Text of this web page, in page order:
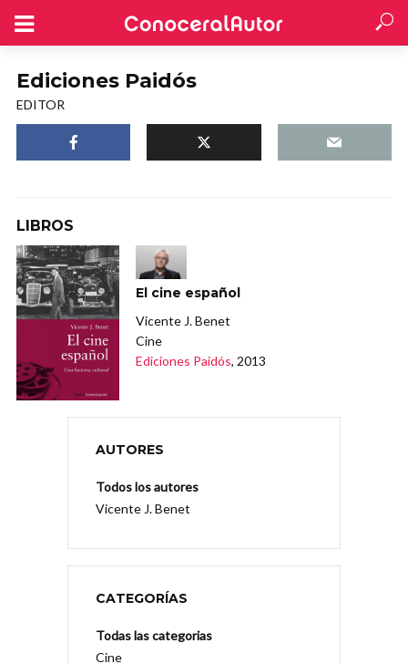
Ediciones Paidós
EDITOR
LIBROS
El cine español
Vicente J. Benet
Cine
Ediciones Paidós, 2013
AUTORES
Todos los autores
Vicente J. Benet
CATEGORÍAS
Todas las categorias
Cine